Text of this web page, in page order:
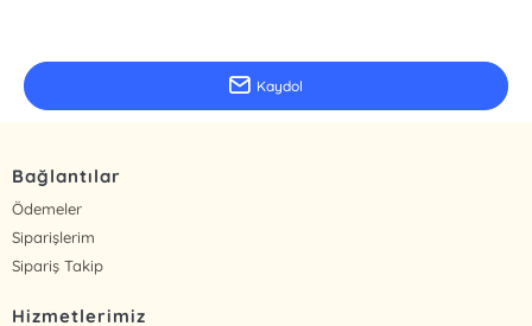
Kaydol
Bağlantılar
Ödemeler
Siparişlerim
Sipariş Takip
Hizmetlerimiz